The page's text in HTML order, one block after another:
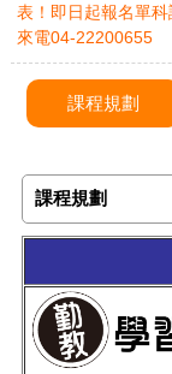
表！即日起報名單
來電04-22200655
課程規劃
課程規劃